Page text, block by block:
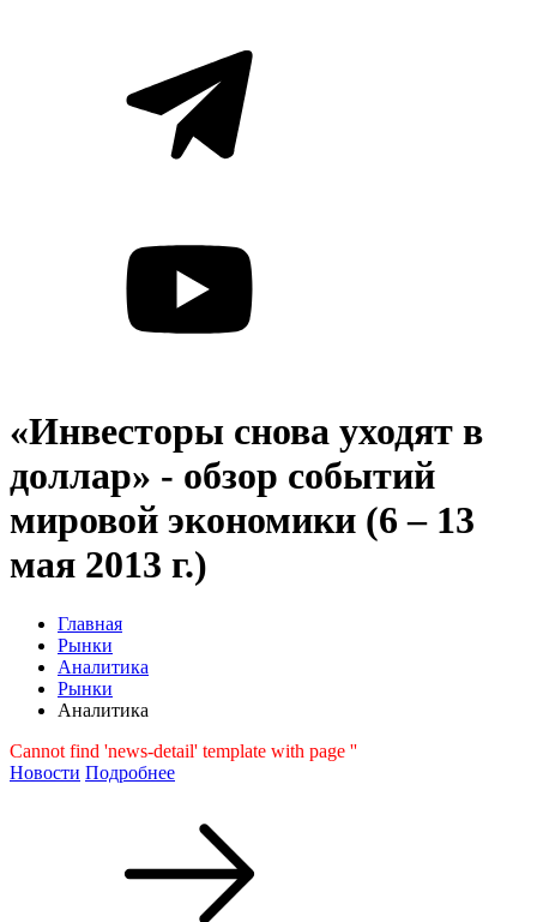
«Инвесторы снова уходят в
доллар» - обзор событий
мировой экономики (6 – 13
мая 2013 г.)
Главная
Рынки
Аналитика
Рынки
Аналитика
Cannot find 'news-detail' template with page ''
Новости Подробнее